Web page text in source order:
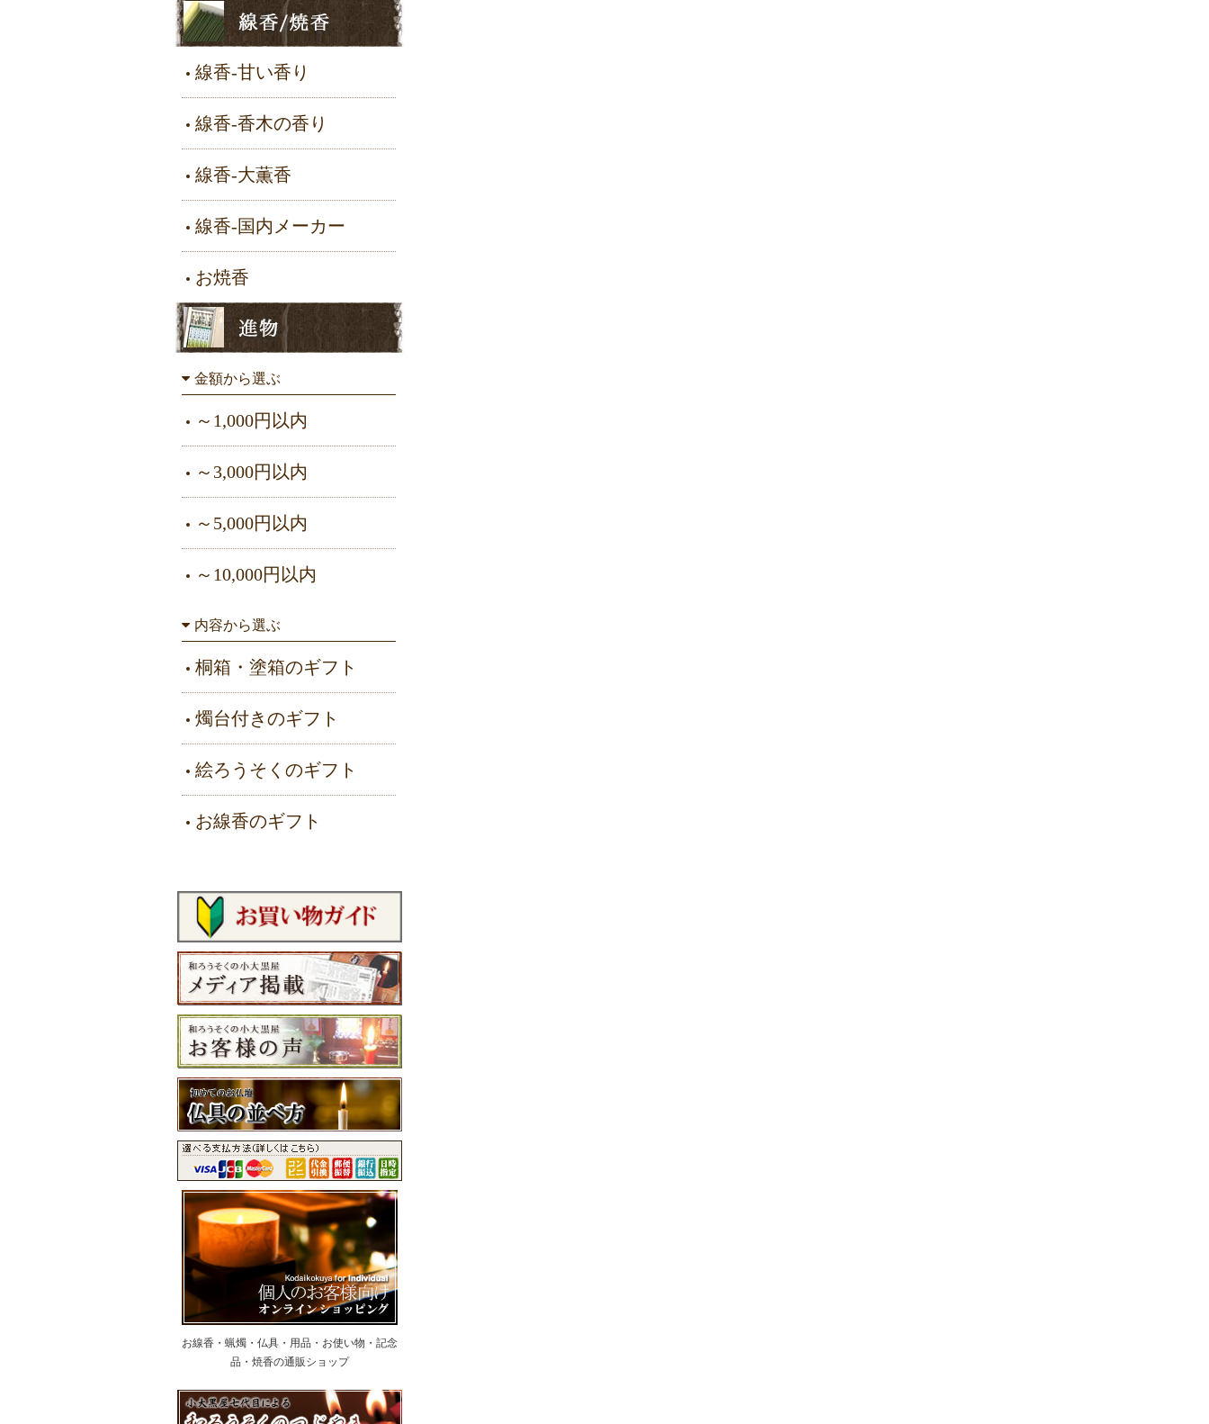
線香-甘い香り
線香-香木の香り
線香-大薫香
線香-国内メーカー
お焼香
金額から選ぶ
～1,000円以内
～3,000円以内
～5,000円以内
～10,000円以内
内容から選ぶ
桐箱・塗箱のギフト
燭台付きのギフト
絵ろうそくのギフト
お線香のギフト
お線香・蝋燭・仏具・用品・お使い物・記念
品・焼香の通販ショップ